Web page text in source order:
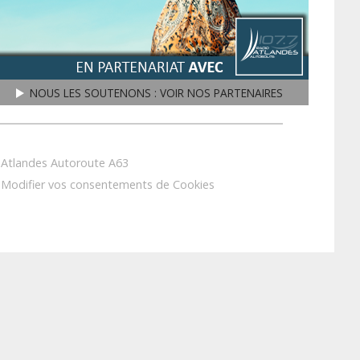
play3 NOUS LES SOUTENONS : VOIR NOS PARTENAIRES
Atlandes Autoroute A63
Modifier vos consentements de Cookies